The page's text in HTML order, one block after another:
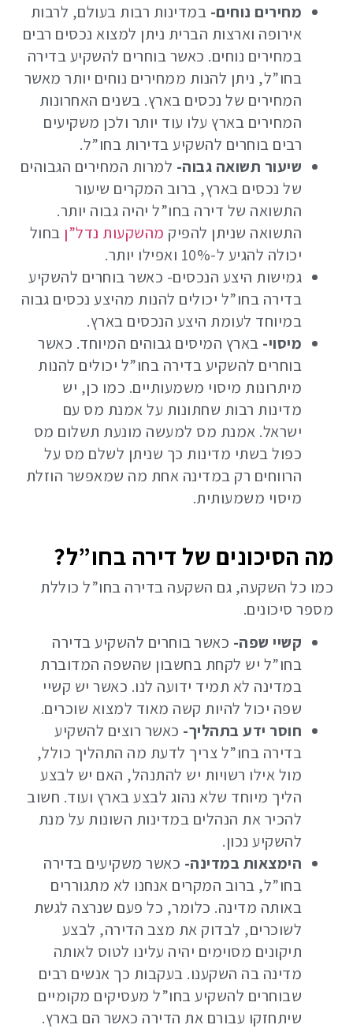
מחירים נוחים- במדינות רבות בעולם, לרבות
אירופה וארצות הברית ניתן למצוא נכסים רבים
במחירים נוחים. כאשר בוחרים להשקיע בדירה
בחו”ל, ניתן להנות ממחירים נוחים יותר מאשר
המחירים של נכסים בארץ. בשנים האחרונות
המחירים בארץ עלו עוד יותר ולכן משקיעים
רבים בוחרים להשקיע בדירות בחו”ל.
שיעור תשואה גבוה- למרות המחירים הגבוהים
של נכסים בארץ, ברוב המקרים שיעור
התשואה של דירה בחו”ל יהיה גבוה יותר.
התשואה שניתן להפיק מהשקעות נדל”ן בחול
יכולה להגיע ל-10% ואפילו יותר.
גמישות היצע הנכסים- כאשר בוחרים להשקיע
בדירה בחו”ל יכולים להנות מהיצע נכסים גבוה
במיוחד לעומת היצע הנכסים בארץ.
מיסוי- בארץ המיסים גבוהים המיוחד. כאשר
בוחרים להשקיע בדירה בחו”ל יכולים להנות
מיתרונות מיסוי משמעותיים. כמו כן, יש
מדינות רבות שחתונות על אמנת מס עם
ישראל. אמנת מס למעשה מונעת תשלום מס
כפול בשתי מדינות כך שניתן לשלם מס על
הרווחים רק במדינה אחת מה שמאפשר הוזלת
מיסוי משמעותית.
מה הסיכונים של דירה בחו”ל?
כמו כל השקעה, גם השקעה בדירה בחו”ל כוללת
מספר סיכונים.
קשיי שפה- כאשר בוחרים להשקיע בדירה
בחו”ל יש לקחת בחשבון שהשפה המדוברת
במדינה לא תמיד ידועה לנו. כאשר יש קשיי
שפה יכול להיות קשה מאוד למצוא שוכרים.
חוסר ידע בתהליך- כאשר רוצים להשקיע
בדירה בחו”ל צריך לדעת מה התהליך כולל,
מול אילו רשויות יש להתנהל, האם יש לבצע
הליך מיוחד שלא נהוג לבצע בארץ ועוד. חשוב
להכיר את הנהלים במדינות השונות על מנת
להשקיע נכון.
הימצאות במדינה- כאשר משקיעים בדירה
בחו”ל, ברוב המקרים אנחנו לא מתגוררים
באותה מדינה. כלומר, כל פעם שנרצה לגשת
לשוכרים, לבדוק את מצב הדירה, לבצע
תיקונים מסוימים יהיה עלינו לטוס לאותה
מדינה בה השקענו. בעקבות כך אנשים רבים
שבוחרים להשקיע בחו”ל מעסיקים מקומיים
שיתחזקו עבורם את הדירה כאשר הם בארץ.